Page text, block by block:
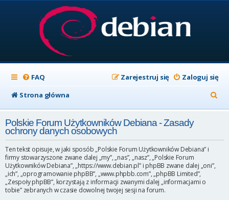
FAQ Zaloguj się
Zarejestruj się
Strona główna
z
k
Polskie Forum Użytkowników Debiana - Zasady
ochrony danych osobowych
Ten tekst opisuje, w jaki sposób „Polskie Forum Użytkowników Debiana” i
firmy stowarzyszone zwane dalej „my”, „nas”, „nasz”, „Polskie Forum
Użytkowników Debiana”, „https://www.debian.pl” i phpBB zwane dalej „oni”,
„ich”, „oprogramowanie phpBB”, „www.phpbb.com”, „phpBB Limited”,
„Zespoły phpBB”, korzystają z informacji zwanymi dalej „informacjami o
tobie” zebranych w czasie dowolnej twojej sesji na forum.